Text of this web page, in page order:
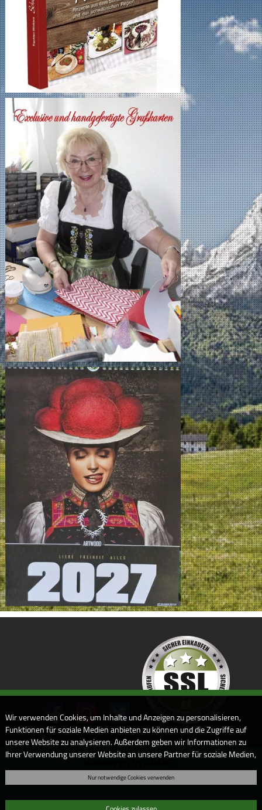
Webdesign by ARANES
Wir verwenden Cookies, um Inhalte und Anzeigen zu personalisieren,
Funktionen für soziale Medien anbieten zu können und die Zugriffe auf
unsere Website zu analysieren. Außerdem geben wir Informationen zu
Ihrer Verwendung unserer Website an unsere Partner für soziale Medien,
Informationen möglicherweise mit weiteren Daten zusammen, die Sie
Dienste gesammelt haben. Sofern Sie uns Ihre Einwilligung geben,
Nur notwendige Cookies verwenden